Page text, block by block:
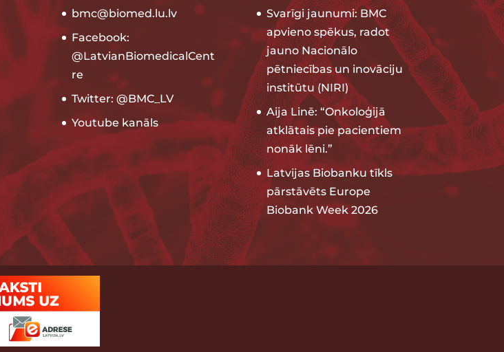
bmc@biomed.lu.lv
Facebook:
@LatvianBiomedicalCent
re
Twitter: @BMC_LV
Youtube kanāls
Svarīgi jaunumi: BMC
apvieno spēkus, radot
jauno Nacionālo
pētniecības un inovāciju
institūtu (NIRI)
Aija Linē: “Onkoloģijā
atklātais pie pacientiem
nonāk lēni.”
Latvijas Biobanku tīkls
pārstāvēts Europe
Biobank Week 2026